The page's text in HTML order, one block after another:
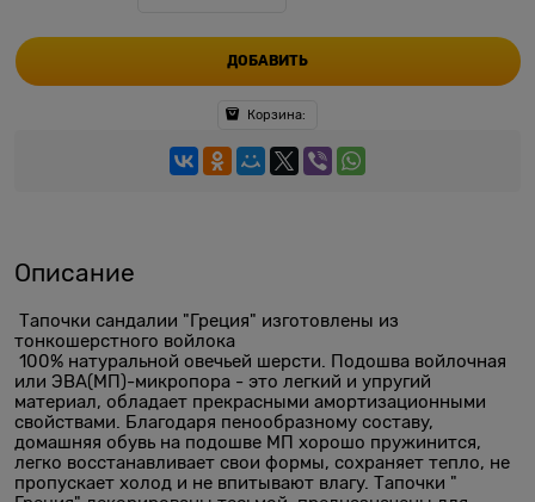
ДОБАВИТЬ
Корзина:
Описание
Тапочки сандалии "Греция" изготовлены из
тонкошерстного войлока
100% натуральной овечьей шерсти. Подошва войлочная
или ЭВА(МП)-микропора - это легкий и упругий
материал, обладает прекрасными амортизационными
свойствами. Благодаря пенообразному составу,
домашняя обувь на подошве МП хорошо пружинится,
легко восстанавливает свои формы, сохраняет тепло, не
пропускает холод и не впитывают влагу. Тапочки "